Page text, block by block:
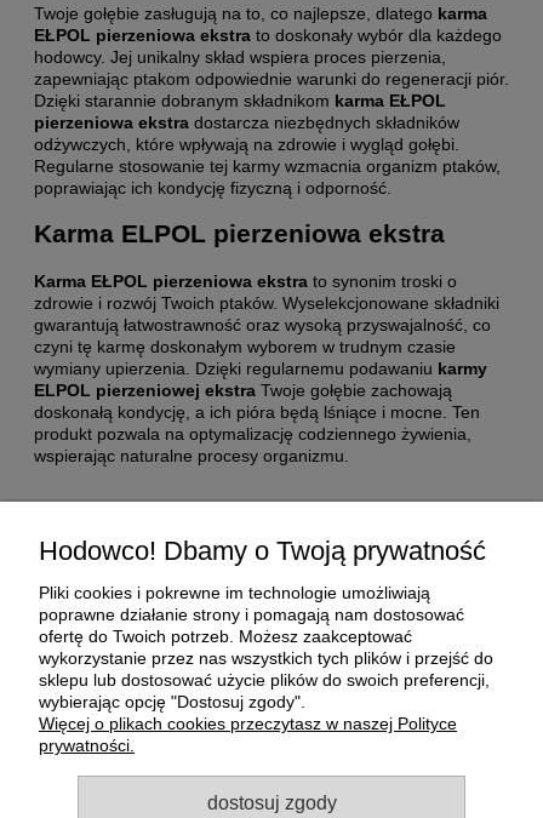
Twoje gołębie zasługują na to, co najlepsze, dlatego karma
EŁPOL pierzeniowa ekstra to doskonały wybór dla każdego
hodowcy. Jej unikalny skład wspiera proces pierzenia,
zapewniając ptakom odpowiednie warunki do regeneracji piór.
Dzięki starannie dobranym składnikom karma EŁPOL
pierzeniowa ekstra dostarcza niezbędnych składników
odżywczych, które wpływają na zdrowie i wygląd gołębi.
Regularne stosowanie tej karmy wzmacnia organizm ptaków,
poprawiając ich kondycję fizyczną i odporność.
Karma ELPOL pierzeniowa ekstra
Karma EŁPOL pierzeniowa ekstra to synonim troski o
zdrowie i rozwój Twoich ptaków. Wyselekcjonowane składniki
gwarantują łatwostrawność oraz wysoką przyswajalność, co
czyni tę karmę doskonałym wyborem w trudnym czasie
wymiany upierzenia. Dzięki regularnemu podawaniu karmy
ELPOL pierzeniowej ekstra Twoje gołębie zachowają
doskonałą kondycję, a ich pióra będą lśniące i mocne. Ten
produkt pozwala na optymalizację codziennego żywienia,
wspierając naturalne procesy organizmu.
Moje konto
Płatności i dostawa
O nas
Informacje
Hodowco! Dbamy o Twoją prywatność
Pliki cookies i pokrewne im technologie umożliwiają
poprawne działanie strony i pomagają nam dostosować
ofertę do Twoich potrzeb. Możesz zaakceptować
wykorzystanie przez nas wszystkich tych plików i przejść do
sklepu lub dostosować użycie plików do swoich preferencji,
wybierając opcję "Dostosuj zgody".
Więcej o plikach cookies przeczytasz w naszej Polityce
prywatności.
dostosuj zgody